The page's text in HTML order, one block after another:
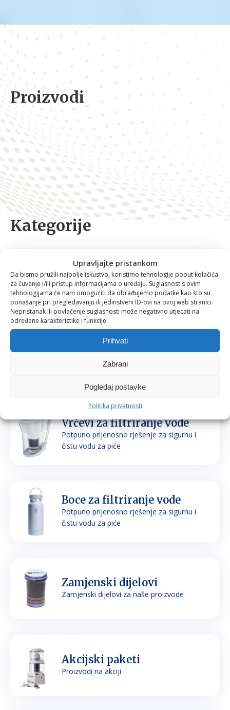
Upravljajte pristankom
Da bismo pružili najbolje iskustvo, koristimo tehnologije poput kolačića
za čuvanje i/ili pristup informacijama o uređaju. Suglasnost s ovim
tehnologijama će nam omogućiti da obrađujemo podatke kao što su
ponašanje pri pregledavanju ili jedinstveni ID-ovi na ovoj web stranici.
Nepristanak ili povlačenje suglasnosti može negativno utjecati na
određene karakteristike i funkcije.
Prihvati
Zabrani
Pogledaj postavke
Politika privatnosti
Kategorije
Filteri za vodu
Prirodno filtriranje i mineraliziranje vode za
piće i kuhanje
Tuš glave
Prirodno filtriranje vode za tuširanje
Vrčevi za filtriranje vode
Potpuno prijenosno rješenje za sigurnu i
čistu vodu za piće
Boce za filtriranje vode
Potpuno prijenosno rješenje za sigurnu i
čistu vodu za piće
Zamjenski dijelovi
Zamjenski dijelovi za naše proizvode
Akcijski paketi
Proizvodi na akciji
Proizvodi